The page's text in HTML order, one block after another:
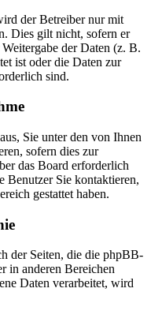
der Betreiber nur mit
Dies gilt nicht, sofern er
der Daten (z. B.
ist oder die Daten zur
sind.
Sie unter den von Ihnen
sofern dies zur
das Board erforderlich
Benutzer Sie kontaktieren,
gestattet haben.
der Seiten, die die phpBB-
in anderen Bereichen
Daten verarbeitet, wird